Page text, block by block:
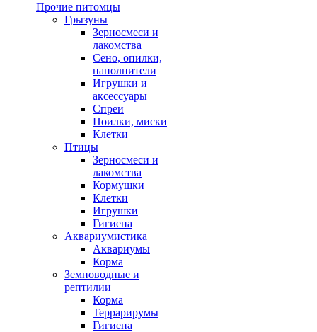
Прочие питомцы
Грызуны
Зерносмеси и
лакомства
Сено, опилки,
наполнители
Игрушки и
аксессуары
Спреи
Поилки, миски
Клетки
Птицы
Зерносмеси и
лакомства
Кормушки
Клетки
Игрушки
Гигиена
Аквариумистика
Аквариумы
Корма
Земноводные и
рептилии
Корма
Террарирумы
Гигиена